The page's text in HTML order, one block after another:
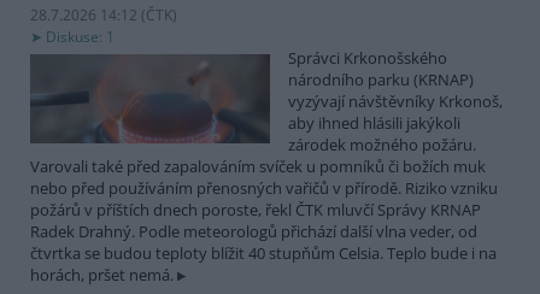
28.7.2026 14:12 (ČTK)
Diskuse: 1
Správci Krkonošského
národního parku (KRNAP)
vyzývají návštěvníky Krkonoš,
aby ihned hlásili jakýkoli
zárodek možného požáru.
Varovali také před zapalováním svíček u pomníků či božích muk
nebo před používáním přenosných vařičů v přírodě. Riziko vzniku
požárů v příštích dnech poroste, řekl ČTK mluvčí Správy KRNAP
Radek Drahný. Podle meteorologů přichází další vlna veder, od
čtvrtka se budou teploty blížit 40 stupňům Celsia. Teplo bude i na
horách, pršet nemá.